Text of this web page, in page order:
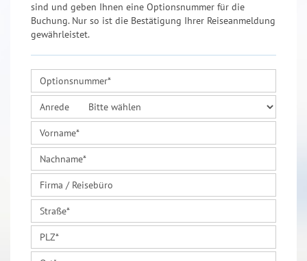
sind und geben Ihnen eine Optionsnummer für die
Buchung. Nur so ist die Bestätigung Ihrer Reiseanmeldung
gewährleistet.
Optionsnummer*
Anrede
Vorname*
Nachname*
Firma / Reisebüro
Straße*
PLZ*